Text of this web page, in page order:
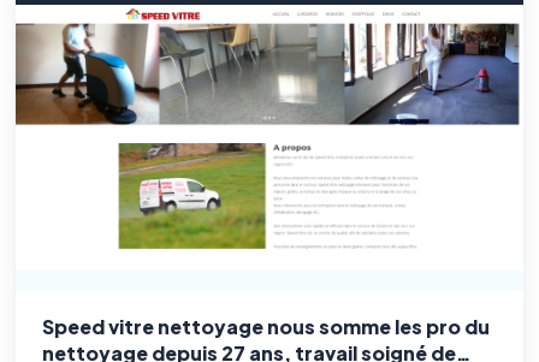
Speed vitre nettoyage nous somme les pro du
nettoyage depuis 27 ans, travail soigné de